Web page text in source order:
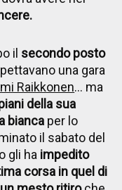
il secondo posto
una gara
Raikkonen... ma
della sua
bianca per lo
il sabato del
gli ha impedito
corsa in quel di